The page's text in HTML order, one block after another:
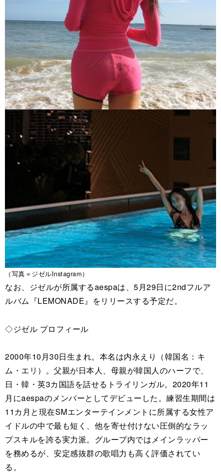
（写真＝ジゼルInstagram）
なお、ジゼルが所属するaespaは、5月29日に2ndフルア
ルバム『LEMONADE』をリリースする予定だ。
◇ジゼル プロフィール
2000年10月30日生まれ。本名は内永えり（韓国名：キ
ム・エリ）。父親が日本人、母親が韓国人のハーフで、
日・韓・英3カ国語を話せるトライリンガル。2020年11
月にaespaのメンバーとしてデビューした。練習生期間は
11カ月と現在SMエンターテインメントに所属する女性ア
イドルの中で最も短く、他を寄せ付けない圧倒的なラッ
プスキルを誇る実力派。グループ内ではメインラッパー
を務めるが、安定感抜群の歌唱力も高く評価されてい
る。